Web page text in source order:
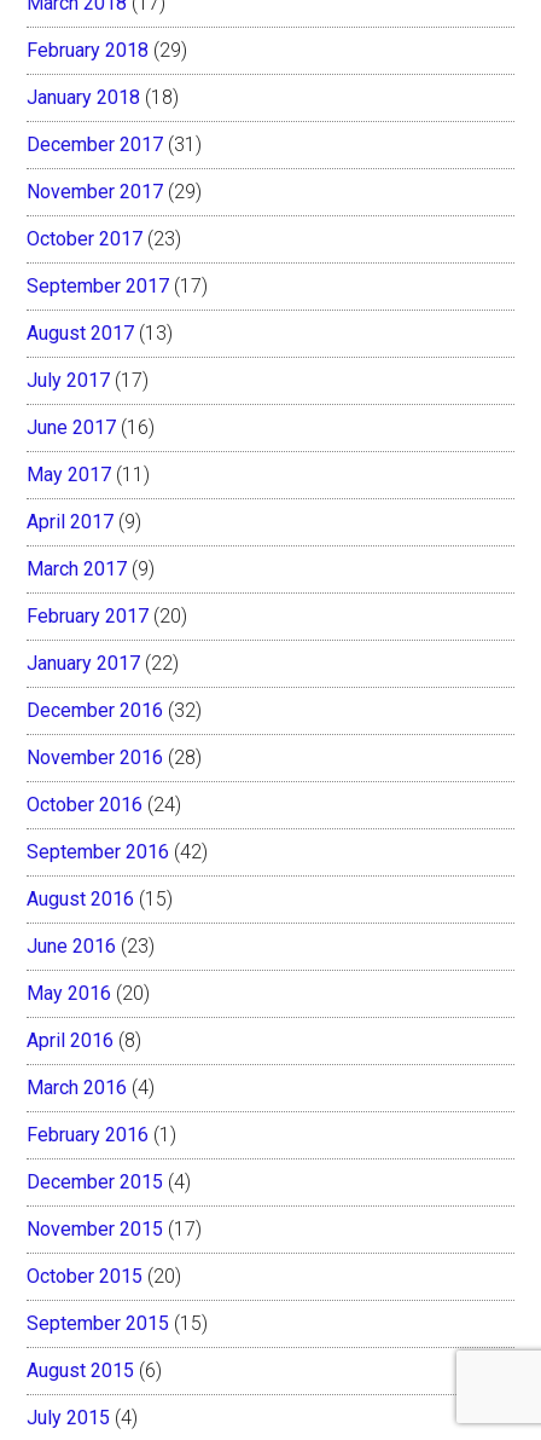
February 2018 (29)
January 2018 (18)
December 2017 (31)
November 2017 (29)
October 2017 (23)
September 2017 (17)
August 2017 (13)
July 2017 (17)
June 2017 (16)
May 2017 (11)
April 2017 (9)
March 2017 (9)
February 2017 (20)
January 2017 (22)
December 2016 (32)
November 2016 (28)
October 2016 (24)
September 2016 (42)
August 2016 (15)
June 2016 (23)
May 2016 (20)
April 2016 (8)
March 2016 (4)
February 2016 (1)
December 2015 (4)
November 2015 (17)
October 2015 (20)
September 2015 (15)
August 2015 (6)
July 2015 (4)